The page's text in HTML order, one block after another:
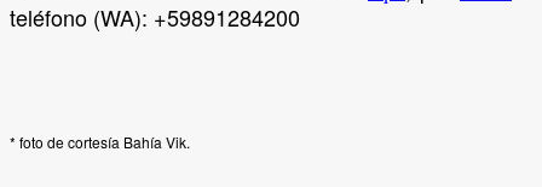
teléfono (WA): +59891284200
* foto de cortesía Bahía Vik.